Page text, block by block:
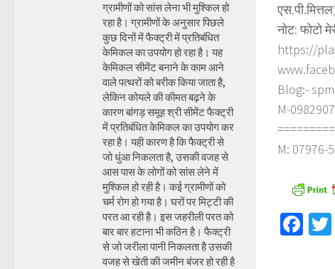
नोट: फोटो
https://
Blog:-
M-
M: 07976-
ग्रामीणों को सांस लेना भी मुश्किल हो
रहा है। ग्रामीणों के अनुसार पिछले
कुछ दिनों में फैक्ट्री में प्रतिबंधित
केमिकल का उपयोग हो रहा है। यह
केमिकल सीमेंट बनाने के काम आने
वाले पत्थरों को बरीक किया जाता है,
लेकिन कोयले की कीमत बढ़ने के
कारण बांगड़ समूह श्री सीमेंट फैक्ट्री
में प्रतिबंधित केमिकल का उपयोग कर
रहा है। यही कारण है कि फैक्ट्री से
जो धुंआ निकलता है, उसकी वजह से
आस पास के लोगों को सांस लेने में
मुश्किल हो रही है। कई ग्रामीणों को
चर्म रोग हो गया है। घरों पर मिट्टी की
परत आ रही है। इस जहरीली परत को
बार बार हटाना भी कठिन है। फैक्ट्री
से जो जरीला पानी निकलता है उसकी
वजह से खेती की जमीन बंजर हो रही है